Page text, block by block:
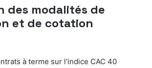
des modalités de
et de cotation
à terme sur l’indice CAC 40